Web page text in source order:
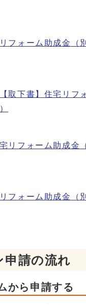
フォーム助成金
（
取下書】住宅リフ
リフォーム助成金
フォーム助成金
（
申請の流れ
から申請する